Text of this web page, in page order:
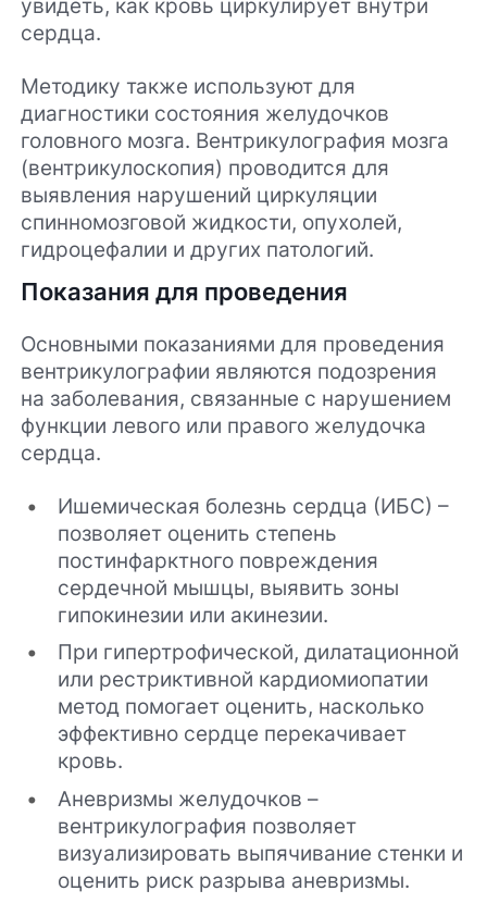
сердца.
Методику также используют для
диагностики состояния желудочков
головного мозга. Вентрикулография мозга
(вентрикулоскопия) проводится для
выявления нарушений циркуляции
спинномозговой жидкости, опухолей,
гидроцефалии и других патологий.
Показания для проведения
Основными показаниями для проведения
вентрикулографии являются подозрения
на заболевания, связанные с нарушением
функции левого или правого желудочка
сердца.
Ишемическая болезнь сердца (ИБС) –
позволяет оценить степень
постинфарктного повреждения
сердечной мышцы, выявить зоны
гипокинезии или акинезии.
При гипертрофической, дилатационной
или рестриктивной кардиомиопатии
метод помогает оценить, насколько
эффективно сердце перекачивает
кровь.
Аневризмы желудочков –
вентрикулография позволяет
визуализировать выпячивание стенки и
оценить риск разрыва аневризмы.